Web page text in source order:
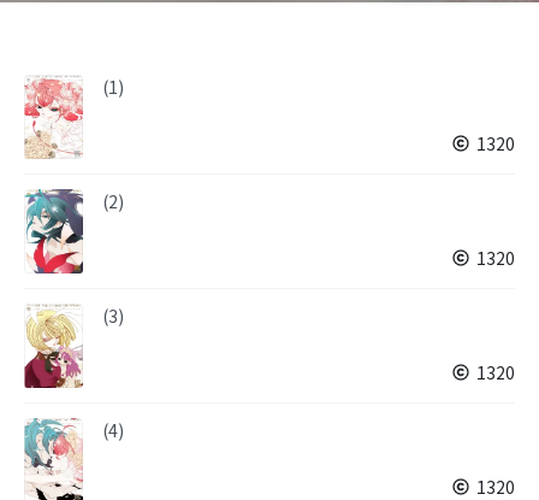
(1)
1320
(2)
1320
(3)
1320
(4)
1320